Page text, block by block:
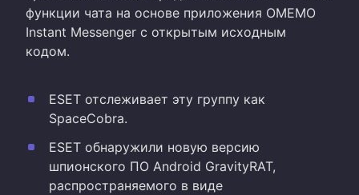
функции чата на основе приложения OMEMO
Instant Messenger с открытым исходным
кодом.
ESET отслеживает эту группу как
SpaceCobra.
ESET обнаружили новую версию
шпионского ПО Android GravityRAT,
распространяемого в виде